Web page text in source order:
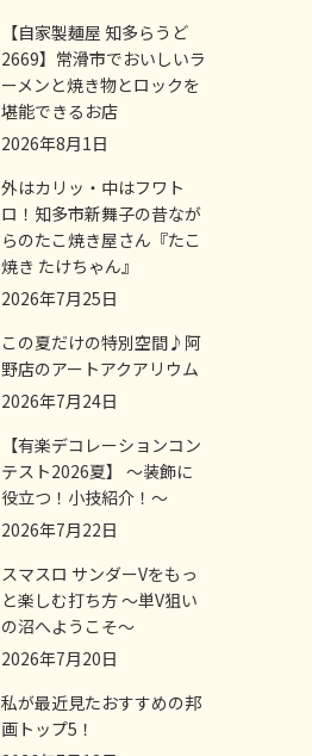
【自家製麺屋 知多らうど
2669】常滑市でおいしいラ
ーメンと焼き物とロックを
堪能できるお店
2026年8月1日
外はカリッ・中はフワト
ロ！知多市新舞子の昔なが
らのたこ焼き屋さん『たこ
焼き たけちゃん』
2026年7月25日
この夏だけの特別空間♪阿
野店のアートアクアリウム
2026年7月24日
【有楽デコレーションコン
テスト2026夏】 ～装飾に
役立つ！小技紹介！～
2026年7月22日
スマスロ サンダーVをもっ
と楽しむ打ち方 ～単V狙い
の沼へようこそ～
2026年7月20日
私が最近見たおすすめの邦
画トップ5！